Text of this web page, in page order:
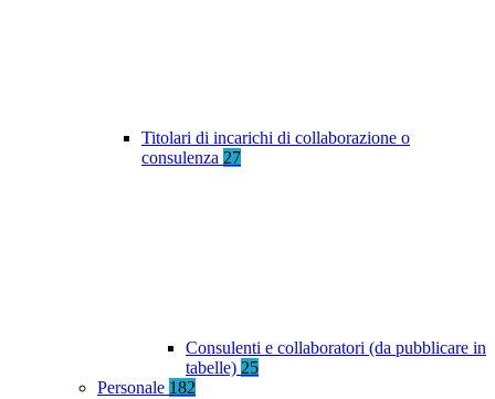
Titolari di incarichi di collaborazione o
consulenza 27
Consulenti e collaboratori (da pubblicare in
tabelle) 25
Personale 182